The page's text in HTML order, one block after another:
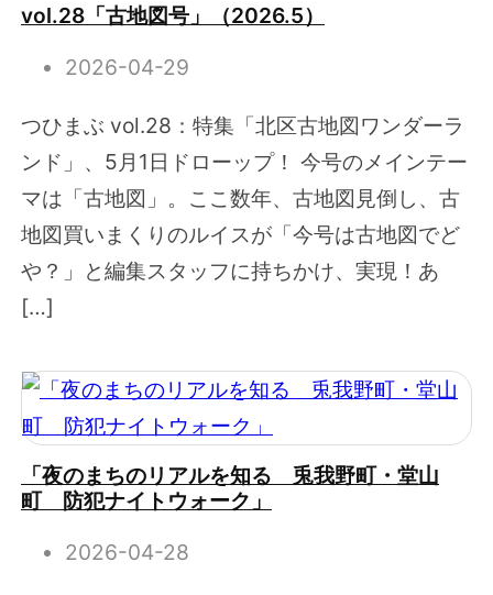
vol.28「古地図号」（2026.5）
2026-04-29
つひまぶ vol.28：特集「北区古地図ワンダーラ
ンド」、5月1日ドローップ！ 今号のメインテー
マは「古地図」。ここ数年、古地図見倒し、古
地図買いまくりのルイスが「今号は古地図でど
や？」と編集スタッフに持ちかけ、実現！あ
[…]
「夜のまちのリアルを知る 兎我野町・堂山
町 防犯ナイトウォーク」
2026-04-28